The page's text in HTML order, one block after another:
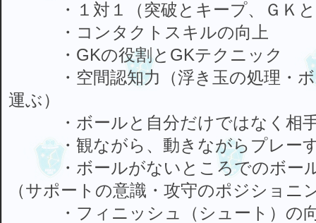
・１対１（突破とキープ、ＧＫと
・コンタクトスキルの向上
・GKの役割とGKテクニック
・空間認知力（浮き玉の処理・ボ
運ぶ）
・ボールと自分だけではなく相手
・観ながら、動きながらプレー
・ボールがないところでのボール
（サポートの意識・攻守のポジショニ
・フィニッシュ（シュート）の向